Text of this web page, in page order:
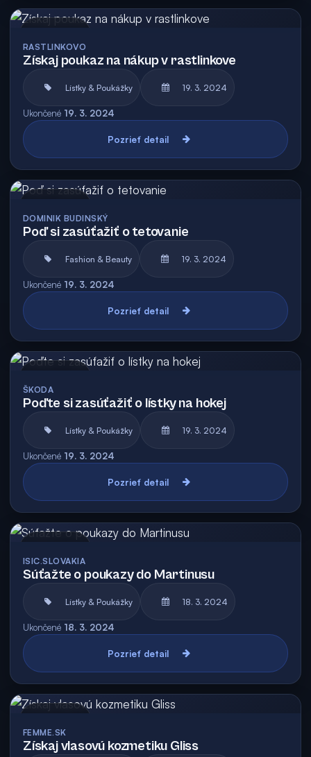
RASTLINKOVO
Získaj poukaz na nákup v rastlinkove
Lístky & Poukážky 19. 3. 2024
Ukončené 19. 3. 2024
Pozrieť detail
DOMINIK BUDINSKÝ
Poď si zasúťažiť o tetovanie
Fashion & Beauty 19. 3. 2024
Ukončené 19. 3. 2024
Pozrieť detail
ŠKODA
Poďte si zasúťažiť o lístky na hokej
Lístky & Poukážky 19. 3. 2024
Ukončené 19. 3. 2024
Pozrieť detail
ISIC.SLOVAKIA
Súťažte o poukazy do Martinusu
Lístky & Poukážky 18. 3. 2024
Ukončené 18. 3. 2024
Pozrieť detail
FEMME.SK
Získaj vlasovú kozmetiku Gliss